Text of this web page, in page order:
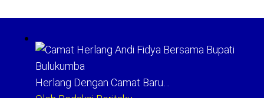
Herlang Dengan Camat Baru…